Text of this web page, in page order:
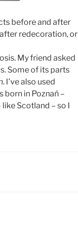
before and after
redecoration, or
My friend asked
Some of its parts
. I’ve also used
born in Poznań –
like Scotland – so I